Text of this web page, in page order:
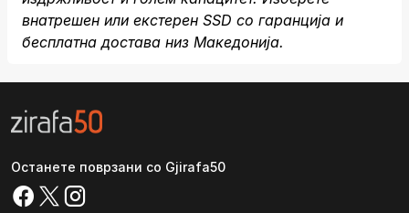
внатрешен или екстерен SSD со гаранција и
бесплатна достава низ Македонија.
Останете поврзани со Gjirafa50